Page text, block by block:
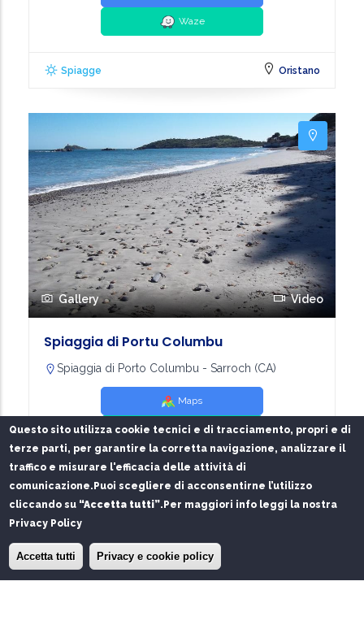
Waze
Spiagge Oristano
Gallery Video
Spiaggia di Portu Columbu
Spiaggia di Porto Columbu - Sarroch (CA)
Maps
Waze
Spiagge Cagliari
Installa l'app del Porto di Olbia
Questo sito utilizza cookie tecnici e di tracciamento, propri e di
terze parti, per garantire la corretta navigazione, analizzare il
traffico e misurare l'efficacia delle attività di
comunicazione. Puoi scegliere di acconsentirne l’utilizzo
cliccando su “Accetta tutti”. Per maggiori info leggi la nostra
Privacy Policy
Accetta tutti Privacy e cookie policy